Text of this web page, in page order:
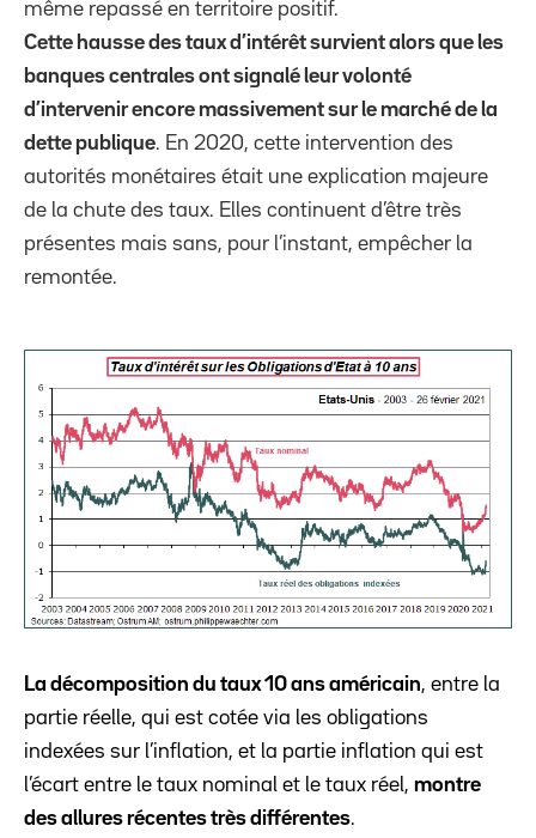
même repassé en territoire positif.
Cette hausse des taux d’intérêt survient alors que les
banques centrales ont signalé leur volonté
d’intervenir encore massivement sur le marché de la
dette publique. En 2020, cette intervention des
autorités monétaires était une explication majeure
de la chute des taux. Elles continuent d’être très
présentes mais sans, pour l’instant, empêcher la
remontée.
La décomposition du taux 10 ans américain, entre la
partie réelle, qui est cotée via les obligations
indexées sur l’inflation, et la partie inflation qui est
l’écart entre le taux nominal et le taux réel, montre
des allures récentes très différentes.